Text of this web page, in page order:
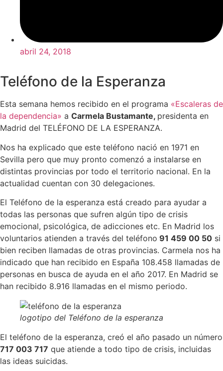
abril 24, 2018
Teléfono de la Esperanza
Esta semana hemos recibido en el programa «Escaleras de
la dependencia» a Carmela Bustamante, presidenta en
Madrid del TELÉFONO DE LA ESPERANZA.
Nos ha explicado que este teléfono nació en 1971 en
Sevilla pero que muy pronto comenzó a instalarse en
distintas provincias por todo el territorio nacional. En la
actualidad cuentan con 30 delegaciones.
El Teléfono de la esperanza está creado para ayudar a
todas las personas que sufren algún tipo de crisis
emocional, psicológica, de adicciones etc. En Madrid los
voluntarios atienden a través del teléfono 91 459 00 50 si
bien reciben llamadas de otras provincias. Carmela nos ha
indicado que han recibido en España 108.458 llamadas de
personas en busca de ayuda en el año 2017. En Madrid se
han recibido 8.916 llamadas en el mismo periodo.
logotipo del Teléfono de la esperanza
El teléfono de la esperanza, creó el año pasado un número
717 003 717 que atiende a todo tipo de crisis, incluidas
las ideas suicidas.